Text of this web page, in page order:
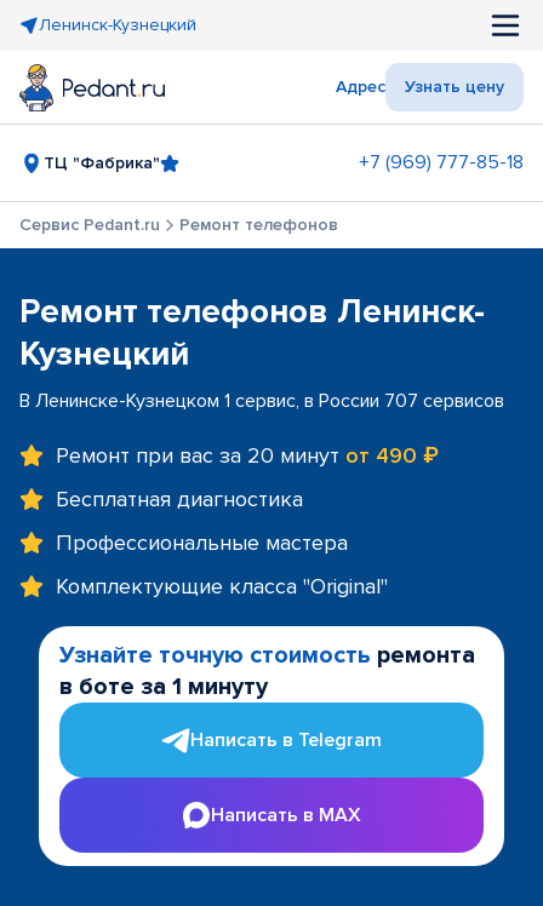
Ленинск-Кузнецкий
Адрес Узнать цену
ТЦ "Фабрика" +7 (969) 777-85-18
Сервис Pedant.ru Ремонт телефонов
Ремонт телефонов Ленинск-
Кузнецкий
В Ленинске-Кузнецком 1 сервис, в России 707 сервисов
Ремонт при вас за 20 минут от 490 ₽
Бесплатная диагностика
Профессиональные мастера
Комплектующие класса "Original"
Узнайте точную стоимость ремонта
в боте за 1 минуту
Написать в Telegram
Написать в MAX